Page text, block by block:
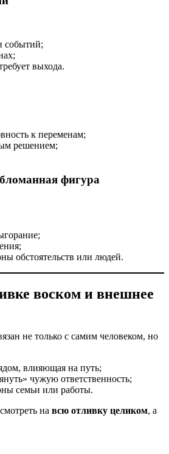
событий;
выхода.
к переменам;
решением;
фигура
обстоятельств или людей.
воском и внешнее
не только с самим человеком, но
влияющая на путь;
чужую ответственность;
семьи или работы.
на всю отливку целиком, а